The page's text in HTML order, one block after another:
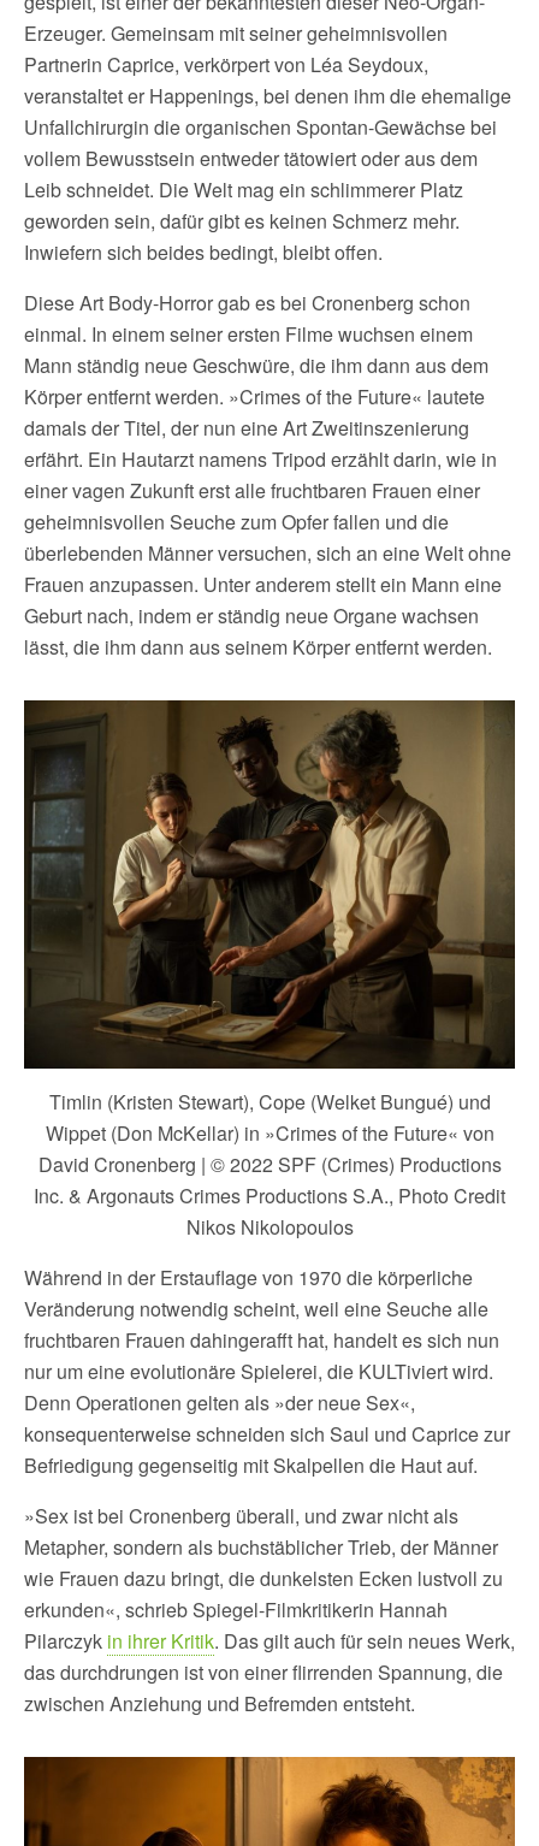
Erzeuger. Gemeinsam mit seiner geheimnisvollen
Partnerin Caprice, verkörpert von Léa Seydoux,
veranstaltet er Happenings, bei denen ihm die ehemalige
Unfallchirurgin die organischen Spontan-Gewächse bei
vollem Bewusstsein entweder tätowiert oder aus dem
Leib schneidet. Die Welt mag ein schlimmerer Platz
geworden sein, dafür gibt es keinen Schmerz mehr.
Inwiefern sich beides bedingt, bleibt offen.
Diese Art Body-Horror gab es bei Cronenberg schon
einmal. In einem seiner ersten Filme wuchsen einem
Mann ständig neue Geschwüre, die ihm dann aus dem
Körper entfernt werden. »Crimes of the Future« lautete
damals der Titel, der nun eine Art Zweitinszenierung
erfährt. Ein Hautarzt namens Tripod erzählt darin, wie in
einer vagen Zukunft erst alle fruchtbaren Frauen einer
geheimnisvollen Seuche zum Opfer fallen und die
überlebenden Männer versuchen, sich an eine Welt ohne
Frauen anzupassen. Unter anderem stellt ein Mann eine
Geburt nach, indem er ständig neue Organe wachsen
lässt, die ihm dann aus seinem Körper entfernt werden.
Timlin (Kristen Stewart), Cope (Welket Bungué) und
Wippet (Don McKellar) in »Crimes of the Future« von
David Cronenberg | © 2022 SPF (Crimes) Productions
Inc. & Argonauts Crimes Productions S.A., Photo Credit
Nikos Nikolopoulos
Während in der Erstauflage von 1970 die körperliche
Veränderung notwendig scheint, weil eine Seuche alle
fruchtbaren Frauen dahingerafft hat, handelt es sich nun
nur um eine evolutionäre Spielerei, die KULTiviert wird.
Denn Operationen gelten als »der neue Sex«,
konsequenterweise schneiden sich Saul und Caprice zur
Befriedigung gegenseitig mit Skalpellen die Haut auf.
»Sex ist bei Cronenberg überall, und zwar nicht als
Metapher, sondern als buchstäblicher Trieb, der Männer
wie Frauen dazu bringt, die dunkelsten Ecken lustvoll zu
erkunden«, schrieb Spiegel-Filmkritikerin Hannah
Pilarczyk in ihrer Kritik. Das gilt auch für sein neues Werk,
das durchdrungen ist von einer flirrenden Spannung, die
zwischen Anziehung und Befremden entsteht.